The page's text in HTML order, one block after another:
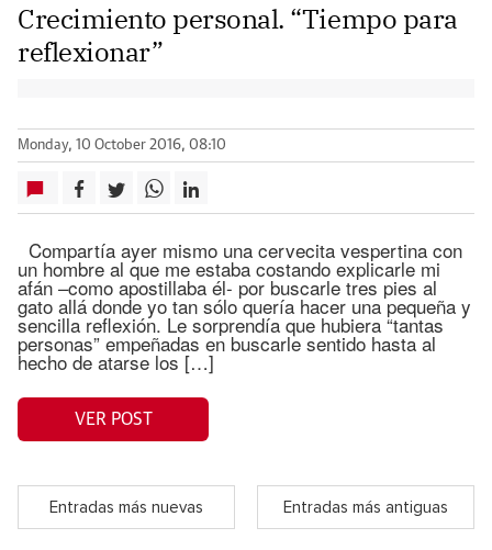
Crecimiento personal. “Tiempo para
reflexionar”
Monday, 10 October 2016, 08:10
Compartía ayer mismo una cervecita vespertina con
un hombre al que me estaba costando explicarle mi
afán –como apostillaba él- por buscarle tres pies al
gato allá donde yo tan sólo quería hacer una pequeña y
sencilla reflexión. Le sorprendía que hubiera “tantas
personas” empeñadas en buscarle sentido hasta al
hecho de atarse los […]
VER POST
Entradas más nuevas Entradas más antiguas